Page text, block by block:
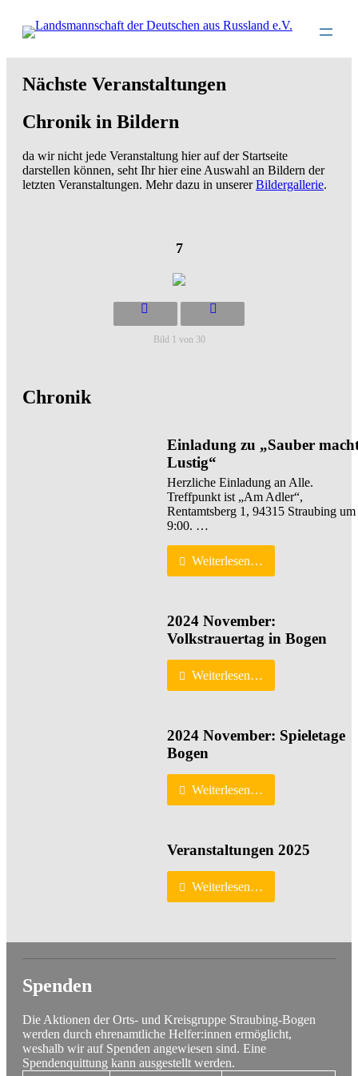
zum
Inhalt
wechseln
Nächste Veranstaltungen
Chronik in Bildern
da wir nicht jede Veranstaltung hier auf der Startseite
darstellen können, seht Ihr hier eine Auswahl an Bildern der
letzten Veranstaltungen. Mehr dazu in unsererBildergallerie.
7
Bild 1 von 30
Chronik
Einladung zu „Sauber
Lustig“
Herzliche Einladung an Alle.
Treffpunkt ist „Am Adler“,
Rentamtsberg 1, 94315 Straubing um
9:00. …
Weiterlesen…
2024 November:
Volkstrauertag in Bogen
Weiterlesen…
2024 November: Spieletage
Bogen
Weiterlesen…
Veranstaltungen 2025
Weiterlesen…
Spenden
Die Aktionen der Orts- und Kreisgruppe Straubing-Bogen
werden durch ehrenamtliche Helfer:innen ermöglicht,
weshalb wir auf Spenden angewiesen sind. Eine
Spendenquittung kann ausgestellt werden.